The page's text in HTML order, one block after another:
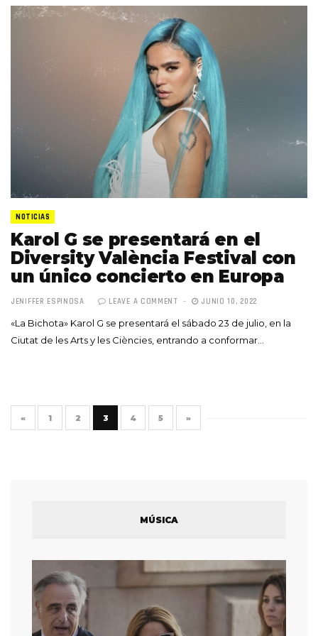
NOTICIAS
Karol G se presentará en el
Diversity València Festival con
un único concierto en Europa
JENIFFER ESPINOSA LEAVE A COMMENT JUNIO 10, 2022
«La Bichota» Karol G se presentará el sábado 23 de julio, en la
Ciutat de les Arts y les Ciències, entrando a conformar…
« 1 2 3 4 5 »
MÚSICA